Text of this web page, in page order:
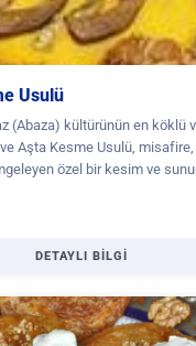
Usulü
(Abaza) kültürünün en köklü
Aşta Kesme Usulü,
özel bir kesim ve
DETAYLI BİLGİ